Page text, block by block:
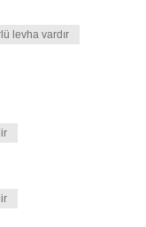
levha vardır